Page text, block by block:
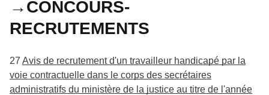
→CONCOURS-
RECRUTEMENTS
27 Avis de recrutement d'un travailleur handicapé par la
voie contractuelle dans le corps des secrétaires
administratifs du ministère de la justice au titre de l'année